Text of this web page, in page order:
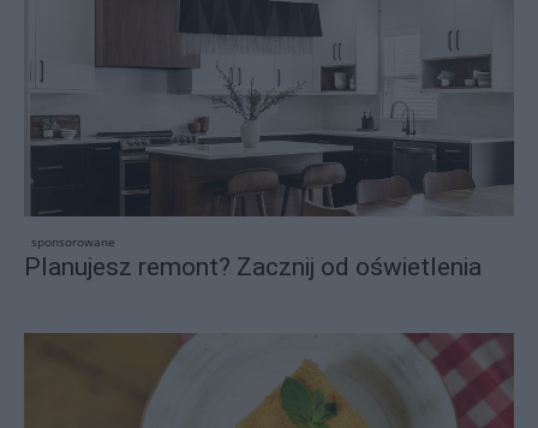
sponsorowane
Planujesz remont? Zacznij od oświetlenia